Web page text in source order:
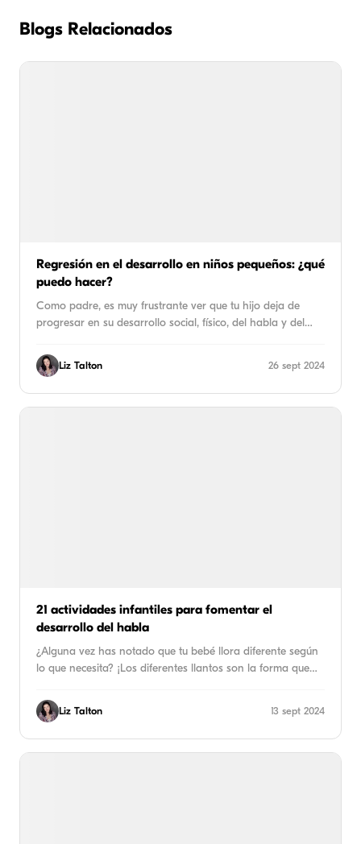
Blogs Relacionados
Regresión en el desarrollo en niños pequeños: ¿qué
puedo hacer?
Como padre, es muy frustrante ver que tu hijo deja de
progresar en su desarrollo social, físico, del habla y del…
Liz Talton 26 sept 2024
21 actividades infantiles para fomentar el
desarrollo del habla
¿Alguna vez has notado que tu bebé llora diferente según
lo que necesita? ¡Los diferentes llantos son la forma que…
Liz Talton 13 sept 2024